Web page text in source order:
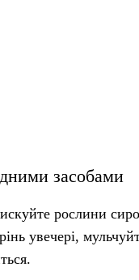
засобами
рослини
увечері,